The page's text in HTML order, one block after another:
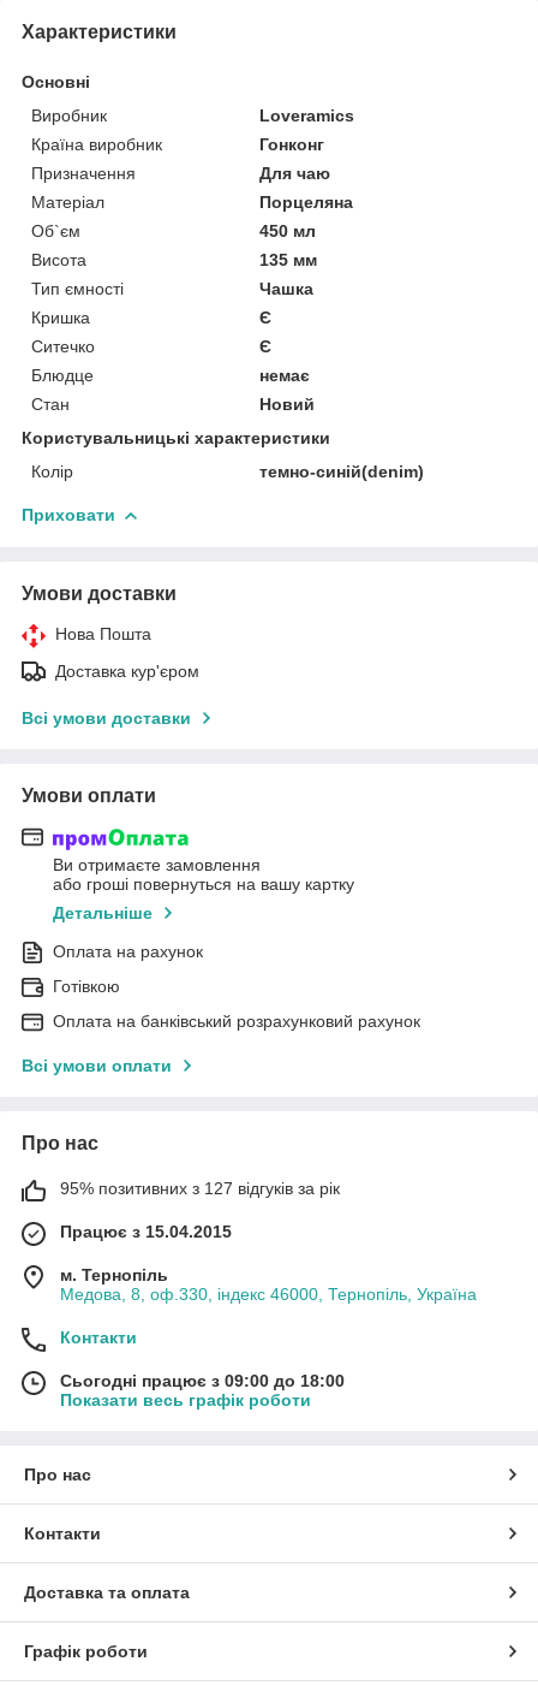
Характеристики
Основні
Виробник
Loveramics
Країна виробник
Гонконг
Призначення
Для чаю
Матеріал
Порцеляна
Об`єм
450 мл
Висота
135 мм
Тип ємності
Чашка
Кришка
Є
Ситечко
Є
Блюдце
немає
Стан
Новий
Користувальницькі характеристики
Колір
темно-синій(denim)
Приховати
Умови доставки
Нова Пошта
Доставка кур'єром
Всі умови доставки
Умови оплати
Ви отримаєте замовлення
або гроші повернуться на вашу картку
Детальніше
Оплата на рахунок
Готівкою
Оплата на банківський розрахунковий рахунок
Всі умови оплати
Про нас
95% позитивних з 127 відгуків за рік
Працює з 15.04.2015
м. Тернопіль
Медова, 8, оф.330, індекс 46000, Тернопіль, Україна
Контакти
Сьогодні працює з 09:00 до 18:00
Показати весь графік роботи
Про нас
Контакти
Доставка та оплата
Графік роботи